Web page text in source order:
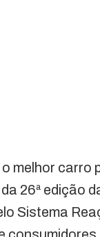
melhor carro
26ª edição
Sistema
consumidores.